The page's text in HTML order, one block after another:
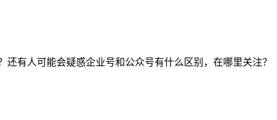
有人可能会疑惑企业号和公众号有什么区别，在哪里关注？